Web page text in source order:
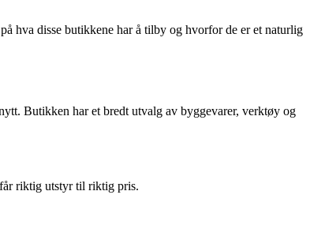
hva disse butikkene har å tilby og hvorfor de er et naturlig
Butikken har et bredt utvalg av byggevarer, verktøy og
riktig utstyr til riktig pris.